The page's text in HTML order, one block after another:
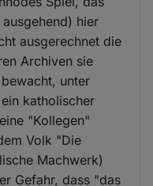
hier
ausgerechnet die
Archiven sie
unter
katholischer
"Kollegen"
Volk "Die
Machwerk)
Gefahr, dass "das